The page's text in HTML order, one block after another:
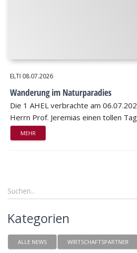
ELTI 08.07.2026
Wanderung im Naturparadies
Die 1 AHEL verbrachte am
Herrn Prof. Jeremias einen tollen
MEHR
Kategorien
ALLE NEWS WIRTSCHAFTSPARTNER